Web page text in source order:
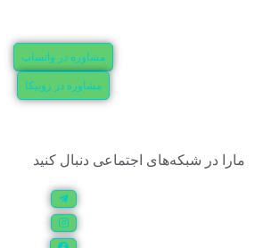
مشاوره در واتساپ
مشاوره در روبیکا
مارا در شبکه‌های اجتماعی دنبال کنید